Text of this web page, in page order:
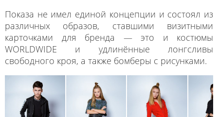
Показа не имел единой концепции и состоял из
различных образов, ставшими визитными
карточками для бренда — это и костюмы
WORLDWIDE и удлинённые лонгсливы
свободного кроя, а также бомберы с рисунками.